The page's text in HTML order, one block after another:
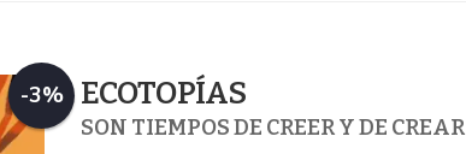
-3% ECOTOPÍAS
SON TIEMPOS DE CREER Y DE CREAR